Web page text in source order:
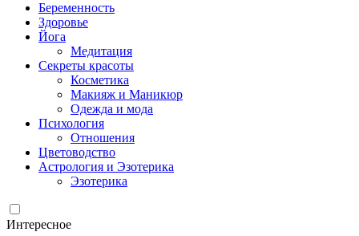
Беременность
Здоровье
Йога
Медитация
Секреты красоты
Косметика
Макияж и Маникюр
Одежда и мода
Психология
Отношения
Цветоводство
Астрология и Эзотерика
Эзотерика
Интересное